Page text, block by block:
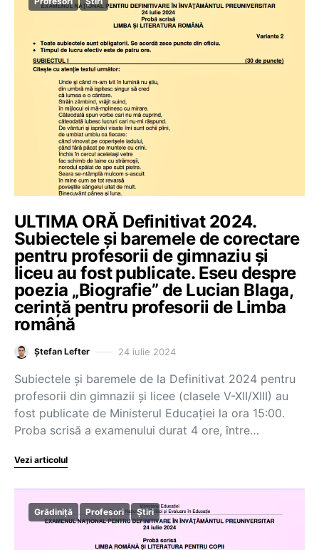
ULTIMA ORĂ Definitivat 2024.
Subiectele și baremele de corectare
pentru profesorii de gimnaziu și
liceu au fost publicate. Eseu despre
poezia „Biografie” de Lucian Blaga,
cerință pentru profesorii de Limba
română
Ștefan Lefter 24 iulie 2024
Subiectele și baremele de la Definitivat 2024 pentru
profesorii din gimnazii și licee (clasele V-XII/XIII) au
fost publicate de Ministerul Educației la ora 15:00.
Proba scrisă a examenului durat 4 ore, între…
Vezi articolul
Grădiniță Profesori Știri